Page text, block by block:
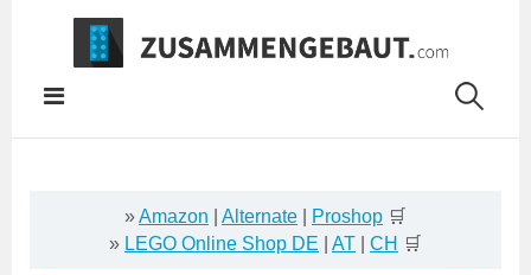
Springe
Inhalt
»Amazon Alternate Proshop 🛒
» LEGO Online Shop DE AT CH 🛒